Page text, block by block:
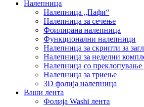
Налепница
Налепница „Пафи“
Налепница за сечење
Фоилирана налепница
Функционални налепници
Налепница за скрипти за
Налепница за неделни
Налепница со преклопување
Налепница за триење
3D фолија налепница
Ваши лента
Фолија Washi лента